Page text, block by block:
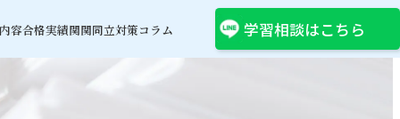
容合格実績関関同立対策コラム 学習相談はこちら